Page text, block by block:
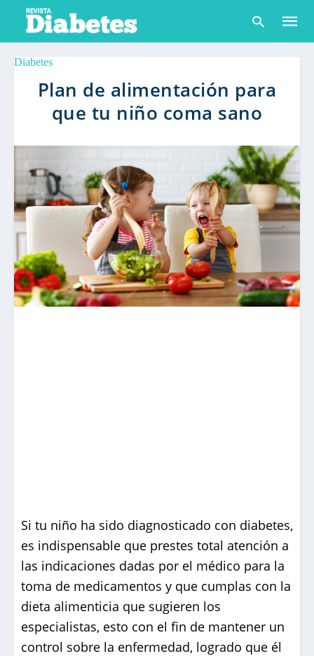
y
pulsa
en
Diabetes
Plan de alimentación para
que tu niño coma sano
Si tu niño ha sido diagnosticado con diabetes,
es indispensable que prestes total atención a
las indicaciones dadas por el médico para la
toma de medicamentos y que cumplas con la
dieta alimenticia que sugieren los
especialistas, esto con el fin de mantener un
control sobre la enfermedad, logrado que él